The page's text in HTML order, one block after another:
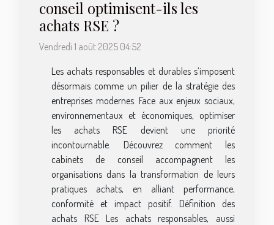
conseil optimisent-ils les
achats RSE ?
Vendredi 1 août 2025 04:52
Les achats responsables et durables s’imposent
désormais comme un pilier de la stratégie des
entreprises modernes. Face aux enjeux sociaux,
environnementaux et économiques, optimiser
les achats RSE devient une priorité
incontournable. Découvrez comment les
cabinets de conseil accompagnent les
organisations dans la transformation de leurs
pratiques achats, en alliant performance,
conformité et impact positif. Définition des
achats RSE Les achats responsables, aussi